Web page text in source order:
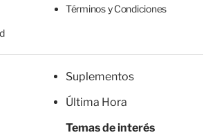
Términos y Condiciones
Suplementos
Última Hora
Temas de interés